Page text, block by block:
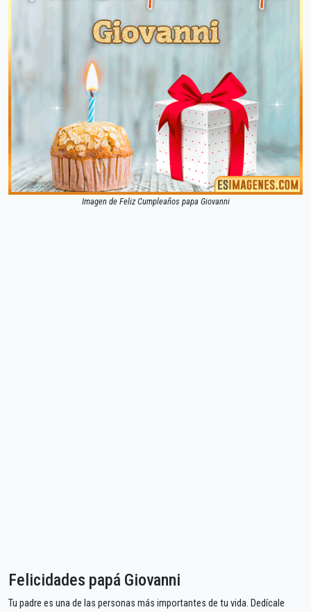
Imagen de Feliz Cumpleaños papa Giovanni
Felicidades papá Giovanni
Tu padre es una de las personas más importantes de tu vida. Dedícale